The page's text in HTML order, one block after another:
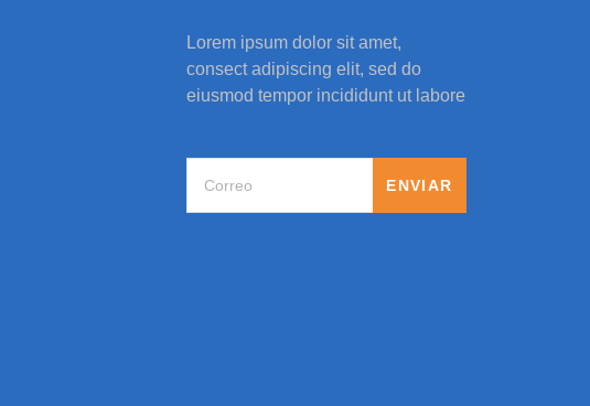
Lorem ipsum dolor sit amet,
consect adipiscing elit, sed do
eiusmod tempor incididunt ut labore
ENVIAR